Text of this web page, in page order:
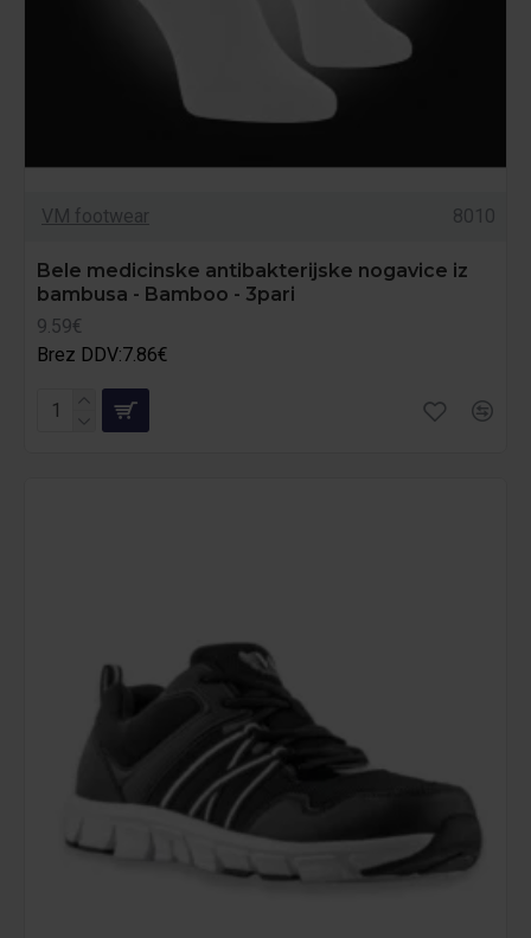
VM footwear 8010
Bele medicinske antibakterijske nogavice iz
bambusa - Bamboo - 3pari
9.59€
Brez DDV:7.86€